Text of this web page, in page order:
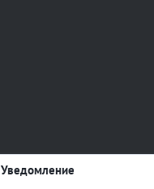
Уведомление